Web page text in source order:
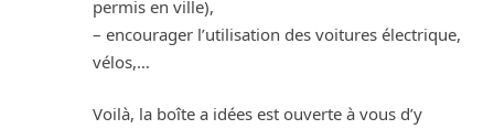
permis en ville),
– encourager l’utilisation des voitures électrique,
vélos,…
Voilà, la boîte a idées est ouverte à vous d’y